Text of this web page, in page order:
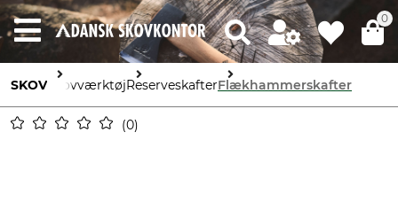
0
SKOV SkovværktøjReserveskafterFlækhammerskafter
0